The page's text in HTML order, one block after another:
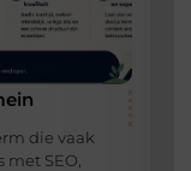
die vaak
SEO,